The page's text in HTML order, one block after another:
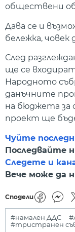
обществени
Дава се и
бележка,
След
ще се
Народното
данъчните
на бюджета за
проект ще
Чуйте
Последвайте
Следете и
Вече може да
Сподели
#намален ДДС
#тристранен